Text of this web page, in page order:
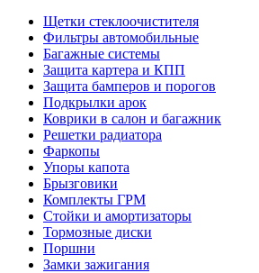
Щетки стеклоочистителя
Фильтры автомобильные
Багажные системы
Защита картера и КПП
Защита бамперов и порогов
Подкрылки арок
Коврики в салон и багажник
Решетки радиатора
Фаркопы
Упоры капота
Брызговики
Комплекты ГРМ
Стойки и амортизаторы
Тормозные диски
Поршни
Замки зажигания